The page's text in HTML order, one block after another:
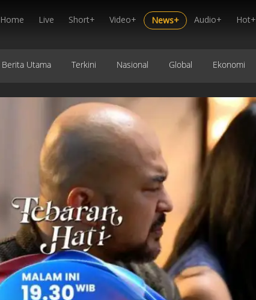
Home Live Short+ Video+ News+ Audio+ Hot+
Berita Utama Terkini Nasional Global Ekonomi